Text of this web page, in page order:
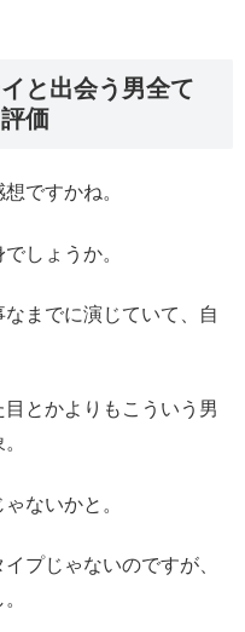
と出会う男全て
価
ですかね。
しょうか。
までに演じていて、自
とかよりもこういう男
ないかと。
プじゃないのですが、